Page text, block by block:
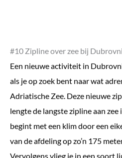
#10 Zipline over zee bij
Een nieuwe activiteit in
als je op zoek bent naar wat
Adriatische Zee. Deze nieuwe
lengte de langste zipline aan
begint met een klim door een
van de afdeling op zo’n 175
Vervolgens vlieg je in een soort